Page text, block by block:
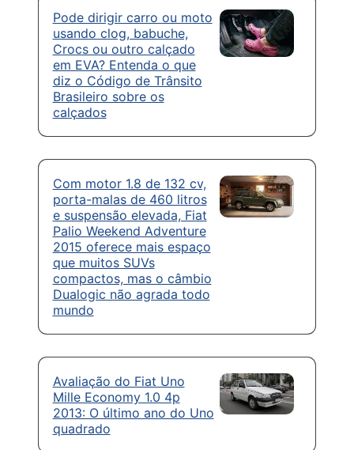
Pode dirigir carro ou moto
usando clog, babuche,
Crocs ou outro calçado
em EVA? Entenda o que
diz o Código de Trânsito
Brasileiro sobre os
calçados
Com motor 1.8 de 132 cv,
porta-malas de 460 litros
e suspensão elevada, Fiat
Palio Weekend Adventure
2015 oferece mais espaço
que muitos SUVs
compactos, mas o câmbio
Dualogic não agrada todo
mundo
Avaliação do Fiat Uno
Mille Economy 1.0 4p
2013: O último ano do Uno
quadrado